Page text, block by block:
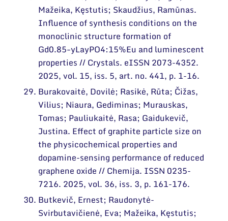
Mažeika, Kęstutis; Skaudžius, Ramūnas.
Influence of synthesis conditions on the
monoclinic structure formation of
Gd0.85−yLayPO4:15%Eu and luminescent
properties // Crystals. eISSN 2073-4352.
2025, vol. 15, iss. 5, art. no. 441, p. 1-16.
Burakovaitė, Dovilė; Rasikė, Rūta; Čižas,
Vilius; Niaura, Gediminas; Murauskas,
Tomas; Pauliukaitė, Rasa; Gaidukevič,
Justina. Effect of graphite particle size on
the physicochemical properties and
dopamine-sensing performance of reduced
graphene oxide // Chemija. ISSN 0235-
7216. 2025, vol. 36, iss. 3, p. 161-176.
Butkevič, Ernest; Raudonytė-
Svirbutavičienė, Eva; Mažeika, Kęstutis;